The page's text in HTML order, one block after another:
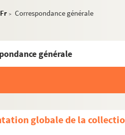
> Correspondance générale
générale
globale de la